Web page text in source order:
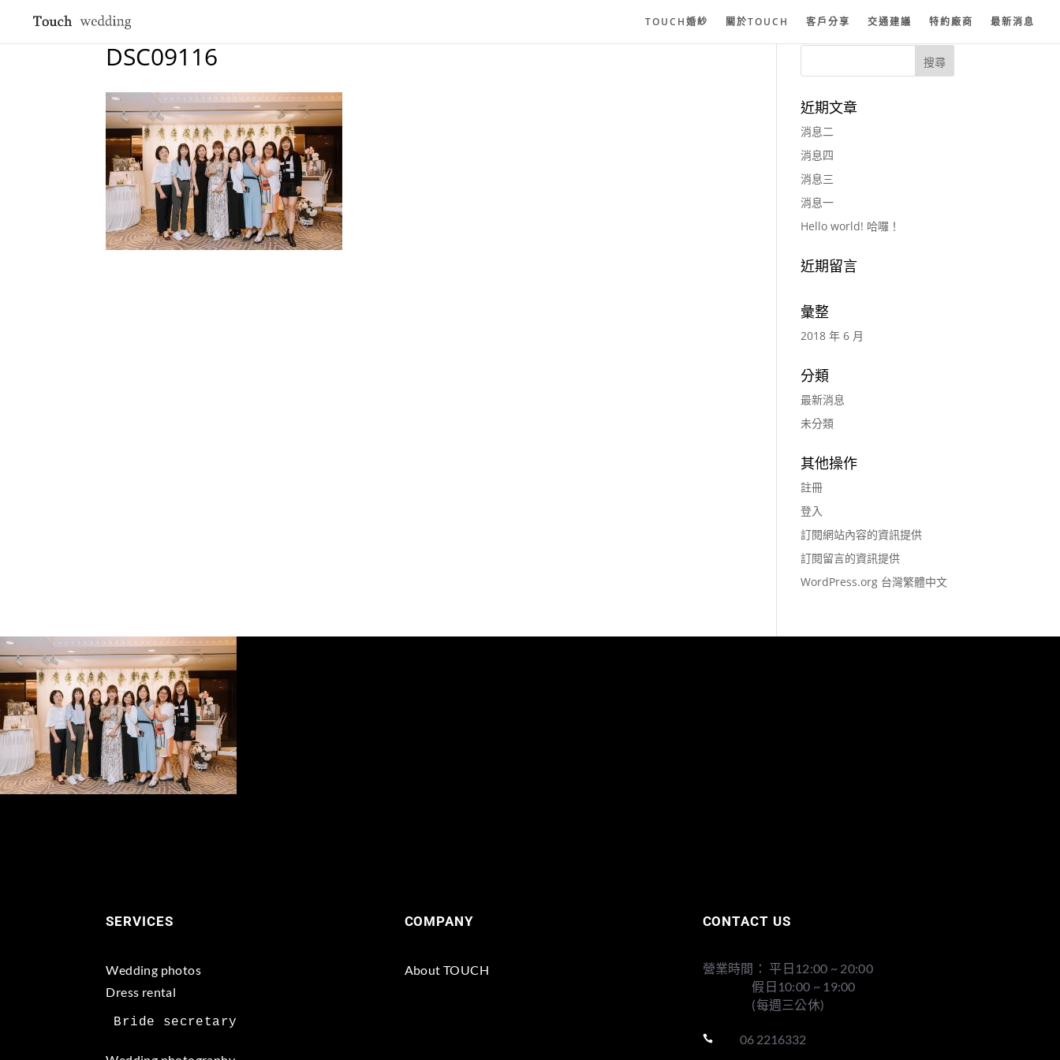
TOUCH婚紗 關於TOUCH 客戶分享 交通建議 特約廠商 最新消息
DSC09116
近期文章
消息二
消息四
消息三
消息一
Hello world! 哈囉！
近期留言
彙整
2018 年 6 月
分類
最新消息
未分類
其他操作
註冊
登入
訂閱網站內容的資訊提供
訂閱留言的資訊提供
WordPress.org 台灣繁體中文
SERVICES
Wedding photos
Dress rental
COMPANY
About TOUCH
CONTACT US
營業時間： 平日12:00 ~ 20:00
假日10:00 ~ 19:00
(每週三公休)
 06 2216332